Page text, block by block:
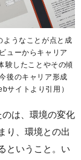
ようなことが点と成
ューからキャリア
験したことやその傾
後のキャリア形成
サイトより引用）
は、環境の変化
り、環境との出
ということ。い